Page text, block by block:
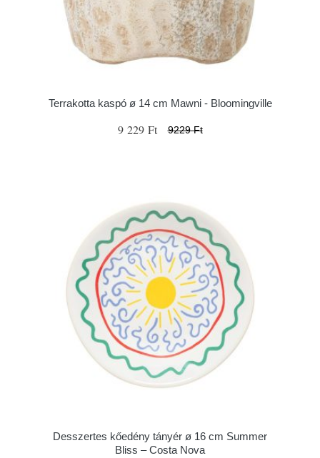
Terrakotta kaspó ø 14 cm Mawni - Bloomingville
9 229 Ft 9229 Ft
Desszertes kőedény tányér ø 16 cm Summer
Bliss – Costa Nova